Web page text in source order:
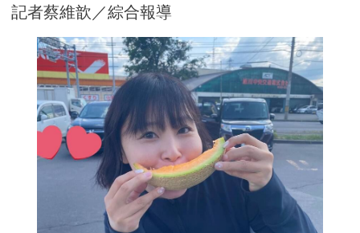
記者蔡維歆／綜合報導